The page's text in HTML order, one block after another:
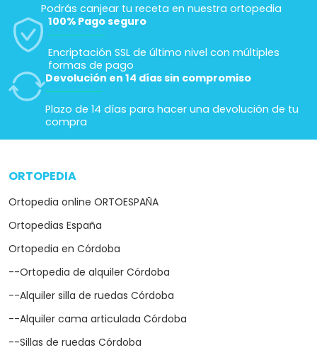
Podrás canjear tu receta en nuestra ortopedia
100% Pago seguro
Encriptación SSL de último nivel con múltiples
formas de pago
Devolución en 14 días sin compromiso
Plazo de 14 días para hacer una devolución de tu
compra
ORTOPEDIA
Ortopedia online ORTOESPAÑA
Ortopedias España
Ortopedia en Córdoba
--Ortopedia de alquiler Córdoba
--Alquiler silla de ruedas Córdoba
--Alquiler cama articulada Córdoba
--Sillas de ruedas Córdoba